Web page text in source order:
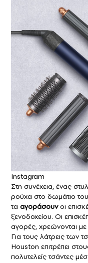
Instagram
Στη συνέχεια, ένας
ρούχα στο δωμάτιο
τα αγοράσουνοι
ξενοδοχείου. Οι
αγορές, χρεώνονται με
Για τους λάτρεις των
Houston επιτρέπει
πολυτελείς τσάντες